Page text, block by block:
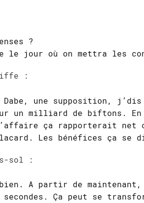
?
le jour où on mettra les
:
Dabe, une supposition,
un milliard de biftons. En
ça rapporterait net
Les bénéfices ça se
sol :
A partir de
secondes. Ça peut se